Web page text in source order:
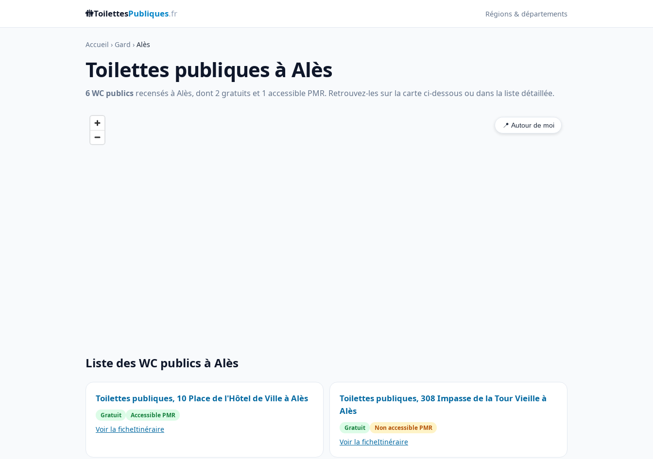
🚻ToilettesPubliques.fr Régions & départements
Accueil › Gard › Alès
Toilettes publiques à Alès
6 WC publics recensés à Alès, dont 2 gratuits et 1 accessible PMR. Retrouvez-les sur la carte ci-dessous ou dans la liste détaillée.
📍 Autour de moi
Liste des WC publics à Alès
Toilettes publiques, 10 Place de l'Hôtel de Ville à Alès
Gratuit Accessible PMR
Voir la ficheItinéraire
Toilettes publiques, 308 Impasse de la Tour Vieille à
Alès
Gratuit Non accessible PMR
Voir la ficheItinéraire